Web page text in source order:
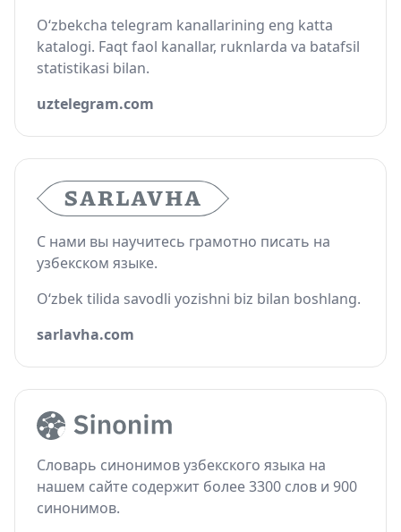
O‘zbekcha telegram kanallarining eng katta
katalogi. Faqt faol kanallar, ruknlarda va batafsil
statistikasi bilan.
uztelegram.com
С нами вы научитесь грамотно писать на
узбекском языке.
O‘zbek tilida savodli yozishni biz bilan boshlang.
sarlavha.com
Словарь синонимов узбекского языка на
нашем сайте содержит более 3300 слов и 900
синонимов.